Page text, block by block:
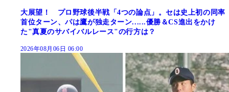
大展望！ プロ野球後半戦「4つの論点」。セは史上初の同率
首位ターン、パは鷹が独走ターン......優勝＆CS進出をかけ
た"真夏のサバイバルレース"の行方は？
2026年08月06日 06:00